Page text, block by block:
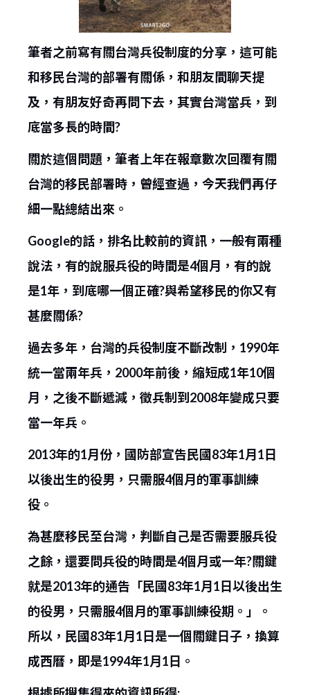
筆者之前寫有關台灣兵役制度的分享，這可能
和移民台灣的部署有關係，和朋友間聊天提
及，有朋友好奇再問下去，其實台灣當兵，到
底當多長的時間?
關於這個問題，筆者上年在報章數次回覆有關
台灣的移民部署時，曾經查過，今天我們再仔
細一點總結出來。
Google的話，排名比較前的資訊，一般有兩種
說法，有的說服兵役的時間是4個月，有的說
是1年，到底哪一個正確?與希望移民的你又有
甚麼關係?
過去多年，台灣的兵役制度不斷改制，1990年
統一當兩年兵，2000年前後，縮短成1年10個
月，之後不斷遞減，徵兵制到2008年變成只要
當一年兵。
2013年的1月份，國防部宣告民國83年1月1日
以後出生的役男，只需服4個月的軍事訓練
役。
為甚麼移民至台灣，判斷自己是否需要服兵役
之餘，還要問兵役的時間是4個月或一年?關鍵
就是2013年的通告「民國83年1月1日以後出生
的役男，只需服4個月的軍事訓練役期。」。
所以，民國83年1月1日是一個關鍵日子，換算
成西曆，即是1994年1月1日。